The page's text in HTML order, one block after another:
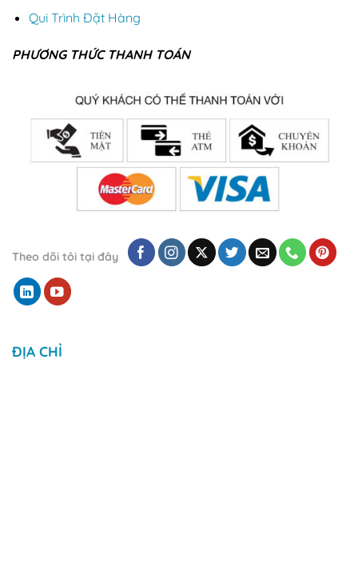
Qui Trình Đặt Hàng
PHƯƠNG THỨC THANH TOÁN
Theo dõi tôi tại đây
ĐỊA CHỈ